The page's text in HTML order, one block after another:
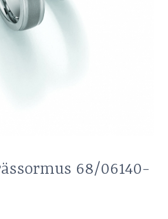
68/06140-